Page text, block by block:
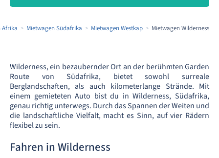
Afrika Mietwagen Südafrika Mietwagen Westkap Mietwagen Wilderness
Wilderness, ein bezaubernder Ort an der berühmten Garden
Route von Südafrika, bietet sowohl surreale
Berglandschaften, als auch kilometerlange Strände. Mit
einem gemieteten Auto bist du in Wilderness, Südafrika,
genau richtig unterwegs. Durch das Spannen der Weiten und
die landschaftliche Vielfalt, macht es Sinn, auf vier Rädern
flexibel zu sein.
Fahren in Wilderness